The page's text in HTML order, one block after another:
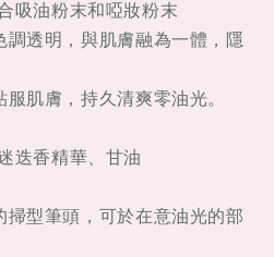
吸油粉末和啞妝粉末
調透明，與肌膚融為一體，隱
肌膚，持久清爽零油光。
迭香精華、甘油
掃型筆頭，可於在意油光的部